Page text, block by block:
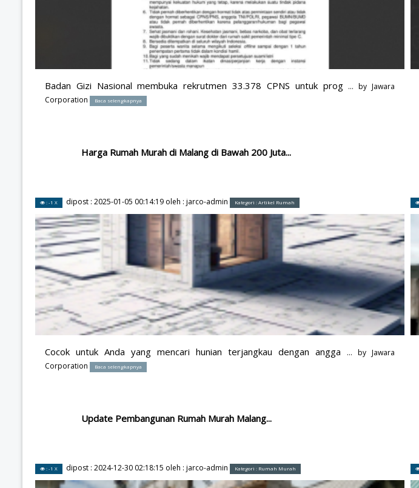
Badan Gizi Nasional membuka rekrutmen 33.378 CPNS untuk prog ... by Jawara
Corporation
Baca selengkapnya
Harga Rumah Murah di Malang di Bawah 200 Juta...
: -1 X dipost : 2025-01-05 00:14:19 oleh : jarco-admin Kategori :Artikel Rumah
Cocok untuk Anda yang mencari hunian terjangkau dengan angga ... by Jawara
Corporation
Baca selengkapnya
Update Pembangunan Rumah Murah Malang...
: -1 X dipost : 2024-12-30 02:18:15 oleh : jarco-admin Kategori : Rumah Murah